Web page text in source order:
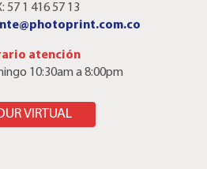
57 1 416 57 13
atención
10:30am a 8:00pm
VIRTUAL